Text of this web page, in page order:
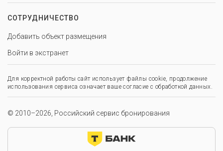
СОТРУДНИЧЕСТВО
Добавить объект размещения
Войти в экстранет
Для корректной работы сайт использует файлы cookie, продолжение
использования сервиса означает ваше согласие с обработкой данных.
© 2010–2026, Российский сервис бронирования